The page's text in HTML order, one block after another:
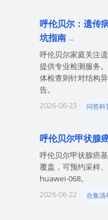
呼伦贝尔：遗传
坑指南
呼伦贝尔家庭关注
提供专业检测服务
体检查则针对结构
告。
2026-06-23 · 问答科
呼伦贝尔甲状腺
呼伦贝尔甲状腺癌
覆盖，可预约采样
huawei-068。
2026-06-22 · 合集清